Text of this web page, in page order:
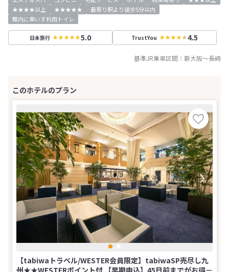
★★★★以上
★★★★★
最寄り駅より徒歩5分以内
館内に車いす利用トイレ
日本旅行 5.0 TrustYou 4.5
基準JR乗車区間： 新大阪～長崎
【tabiwaトラベル/WESTER会員限定】tabiwaSP売尽し九
州★★WESTERポイント付 【早期申込】45日前までがお得－